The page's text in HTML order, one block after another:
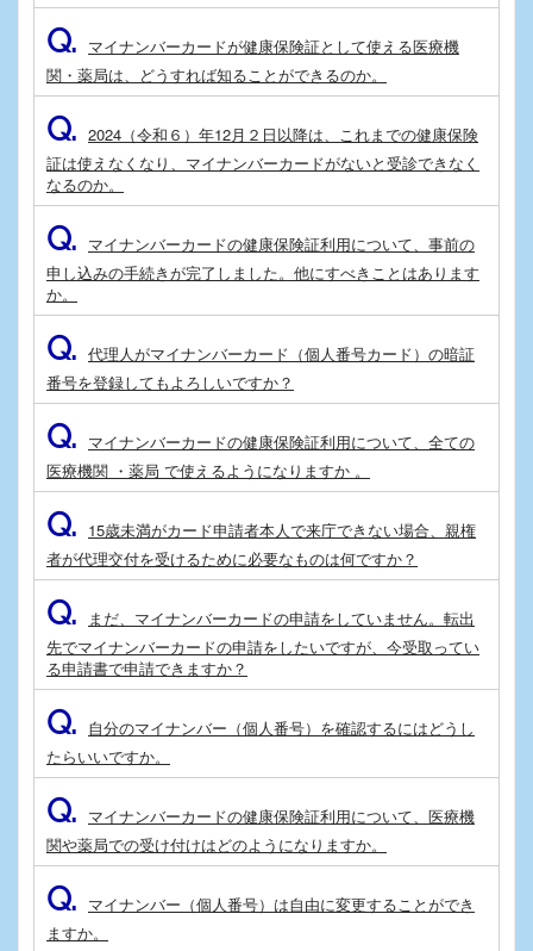
Q. マイナンバーカードが健康保険証として使える医療機
関・薬局は、どうすれば知ることができるのか。
Q. 2024（令和６）年12月２日以降は、これまでの健康保険
証は使えなくなり、マイナンバーカードがないと受診できなく
なるのか。
Q. マイナンバーカードの健康保険証利用について、事前の
申し込みの手続きが完了しました。他にすべきことはあります
か。
Q. 代理人がマイナンバーカード（個人番号カード）の暗証
番号を登録してもよろしいですか？
Q. マイナンバーカードの健康保険証利用について、全ての
医療機関 ・薬局 で使えるようになりますか 。
Q. 15歳未満がカード申請者本人で来庁できない場合、親権
者が代理交付を受けるために必要なものは何ですか？
Q.
まだ、マイナンバーカードの申請をしていません。転出
先でマイナンバーカードの申請をしたいですが、今受取ってい
る申請書で申請できますか？
Q. 自分のマイナンバー（個人番号）を確認するにはどうし
たらいいですか。
Q. マイナンバーカードの健康保険証利用について、医療機
関や薬局での受け付けはどのようになりますか。
Q. マイナンバー（個人番号）は自由に変更することができ
ますか。